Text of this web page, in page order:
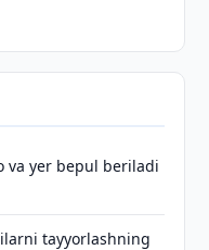
va yer bepul beriladi
tayyorlashning